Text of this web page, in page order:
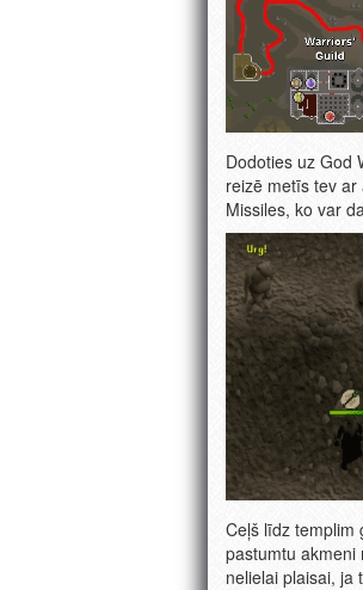
Dodoties uz God
reizē metīs tev
Missiles, ko var
Ceļš līdz templim
pastumtu akmeni
nelielai plaisai, ja